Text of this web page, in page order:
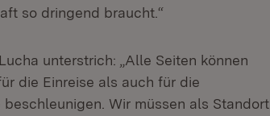
so dringend braucht.“
unterstrich: „Alle Seiten können
die Einreise als auch für die
Wir müssen als Standort